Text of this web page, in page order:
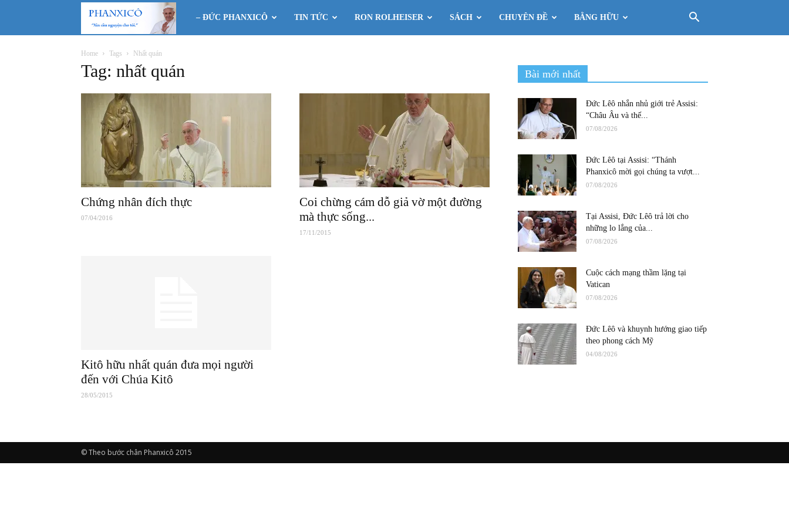
Phanxicô
– ĐỨC PHANXICÔ TIN TỨC RON ROLHEISER SÁCH CHUYÊN ĐỀ BẰNG HỮU
Home Tags Nhất quán
Tag: nhất quán
Chứng nhân đích thực
07/04/2016
Coi chừng cám dỗ giả vờ một đường
mà thực sống...
17/11/2015
Kitô hữu nhất quán đưa mọi người
đến với Chúa Kitô
28/05/2015
Bài mới nhất
Đức Lêô nhắn nhủ giới trẻ Assisi:
“Châu Âu và thế...
07/08/2026
Đức Lêô tại Assisi: “Thánh
Phanxicô mời gọi chúng ta vượt...
07/08/2026
Tại Assisi, Đức Lêô trả lời cho
những lo lắng của...
07/08/2026
Cuộc cách mạng thầm lặng tại
Vatican
07/08/2026
Đức Lêô và khuynh hướng giao tiếp
theo phong cách Mỹ
04/08/2026
© Theo bước chân Phanxicô 2015